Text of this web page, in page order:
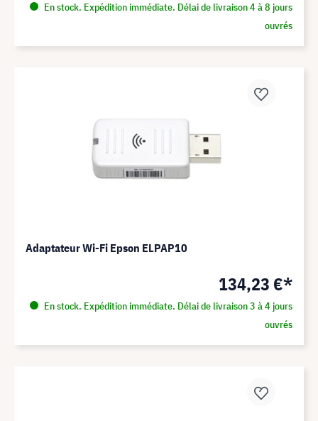
En stock. Expédition immédiate. Délai de livraison 4 à 8 jours
ouvrés
Adaptateur Wi-Fi Epson ELPAP10
134,23 €*
En stock. Expédition immédiate. Délai de livraison 3 à 4 jours
ouvrés